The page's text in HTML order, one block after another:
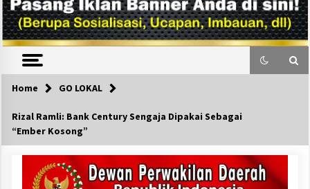
Home GO LOKAL
Rizal Ramli: Bank Century Sengaja Dipakai Sebagai
“Ember Kosong”